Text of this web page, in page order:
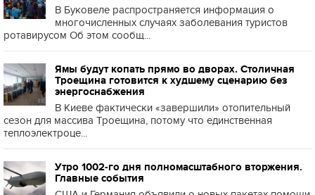
В Буковеле распространяется информация о
многочисленных случаях заболевания туристов
ротавирусом Об этом сообщ...
Ямы будут копать прямо во дворах. Столичная
Троещина готовится к худшему сценарию без
энергоснабжения
В Киеве фактически «завершили» отопительный
сезон для массива Троещина, потому что единственная
теплоэлектроце...
Утро 1002-го дня полномасштабного вторжения.
Главные события